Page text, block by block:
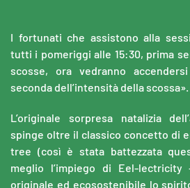
I fortunati che assistono alla
tutti i pomeriggi alle 15:30, prima
scosse, ora vedranno
seconda dell’intensità della scossa».
L’originale sorpresa natalizia
spinge oltre il classico concetto di
tree (così è stata battezzata
meglio l’impiego di Eel-
originale ed ecosostenibile lo